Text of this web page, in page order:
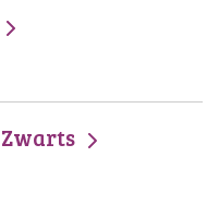
Zwarts